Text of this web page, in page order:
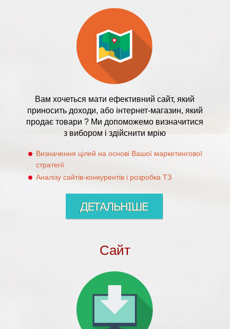
Вам хочеться мати ефективний сайт, який
приносить доходи, або інтернет-магазин, який
продає товари ? Ми допоможемо визначитися
з вибором і здійснити мрію
Визначення цілей на основі Вашої маркетингової
стратегії
Аналізу сайтів-конкурентів і розробка ТЗ
Сайт